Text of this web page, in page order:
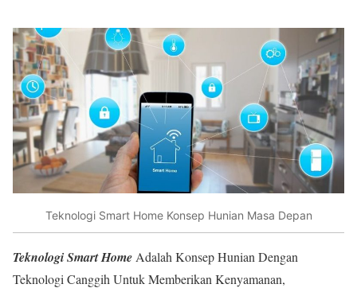
Teknologi Smart Home Konsep Hunian Masa Depan
Teknologi Smart Home Adalah Konsep Hunian Dengan
Teknologi Canggih Untuk Memberikan Kenyamanan,